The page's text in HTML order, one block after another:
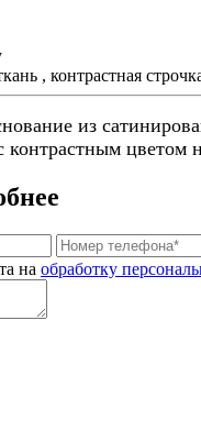
, контрастная
из
контрастным цветом
на обработку